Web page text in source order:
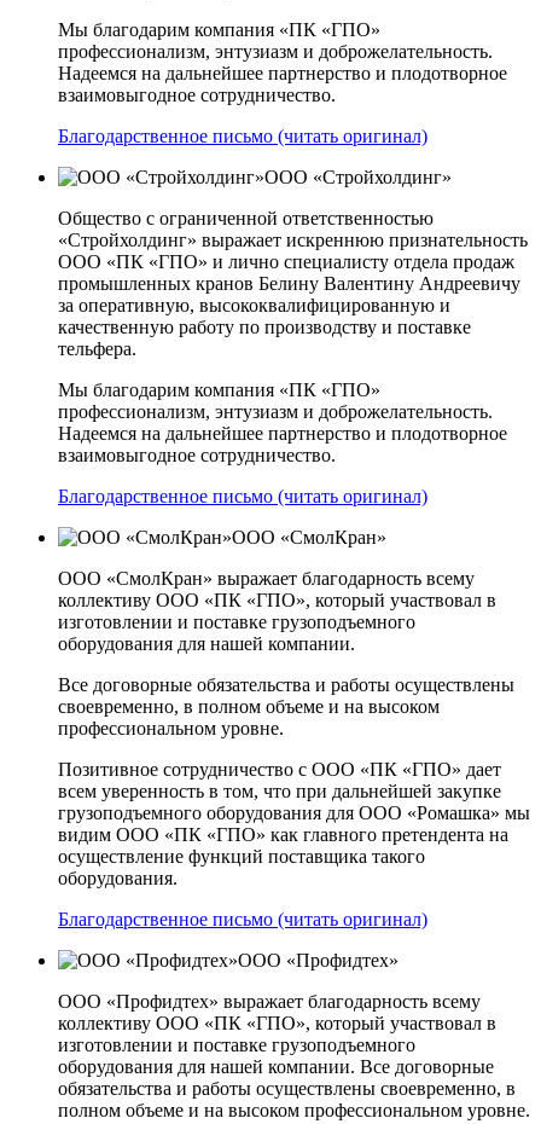
Мы благодарим компания «ПК «ГПО»
профессионализм, энтузиазм и доброжелательность.
Надеемся на дальнейшее партнерство и плодотворное
взаимовыгодное сотрудничество.
Благодарственное письмо (читать оригинал)
ООО «Стройхолдинг»
Общество с ограниченной ответственностью
«Стройхолдинг» выражает искреннюю признательность
ООО «ПК «ГПО» и лично специалисту отдела продаж
промышленных кранов Белину Валентину Андреевичу
за оперативную, высококвалифицированную и
качественную работу по производству и поставке
тельфера.
Мы благодарим компания «ПК «ГПО»
профессионализм, энтузиазм и доброжелательность.
Надеемся на дальнейшее партнерство и плодотворное
взаимовыгодное сотрудничество.
Благодарственное письмо (читать оригинал)
ООО «СмолКран»
ООО «СмолКран» выражает благодарность всему
коллективу ООО «ПК «ГПО», который участвовал в
изготовлении и поставке грузоподъемного
оборудования для нашей компании.
Все договорные обязательства и работы осуществлены
своевременно, в полном объеме и на высоком
профессиональном уровне.
Позитивное сотрудничество с ООО «ПК «ГПО» дает
всем уверенность в том, что при дальнейшей закупке
грузоподъемного оборудования для ООО «Ромашка» мы
видим ООО «ПК «ГПО» как главного претендента на
осуществление функций поставщика такого
оборудования.
Благодарственное письмо (читать оригинал)
ООО «Профидтех»
ООО «Профидтех» выражает благодарность всему
коллективу ООО «ПК «ГПО», который участвовал в
изготовлении и поставке грузоподъемного
оборудования для нашей компании. Все договорные
обязательства и работы осуществлены своевременно, в
полном объеме и на высоком профессиональном уровне.